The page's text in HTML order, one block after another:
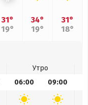
31°
19°
34°
19°
31°
18°
Утро
06:00 09:00